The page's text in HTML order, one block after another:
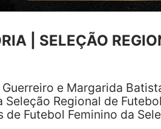
| SELEÇÃO
e Margarida
Seleção Regional de
de Futebol Feminino da